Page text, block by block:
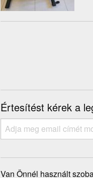
Értesítést kérek a
Van Önnél használt